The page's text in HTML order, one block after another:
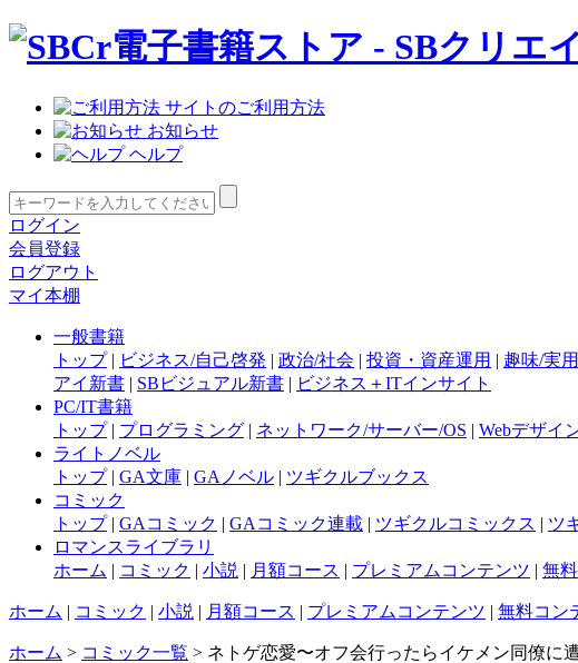
サイトのご利用方法
お知らせ
ヘルプ
ログイン
会員登録
ログアウト
マイ本棚
一般書籍
トップ| ビジネス/自己啓発 | 政治/社会 | 投資・資産運用 | 趣味/実用
アイ新書 | SBビジュアル新書 | ビジネス＋ITインサイト
PC/IT書籍
トップ| プログラミング | ネットワーク/サーバー/OS | Webデザイ
ライトノベル
トップ| GA文庫 | GAノベル | ツギクルブックス
コミック
トップ| GAコミック | GAコミック連載 | ツギクルコミックス | ツ
ロマンスライブラリ
ホーム | コミック | 小説 | 月額コース | プレミアムコンテンツ | 無
ホーム | コミック | 小説 | 月額コース | プレミアムコンテンツ | 無料コン
ホーム > コミック一覧 > ネトゲ恋愛〜オフ会行ったらイケメン同僚に